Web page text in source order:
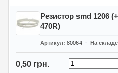
Резистор smd 1206
470R)
Артикул 80064 На складе
0,50 грн.